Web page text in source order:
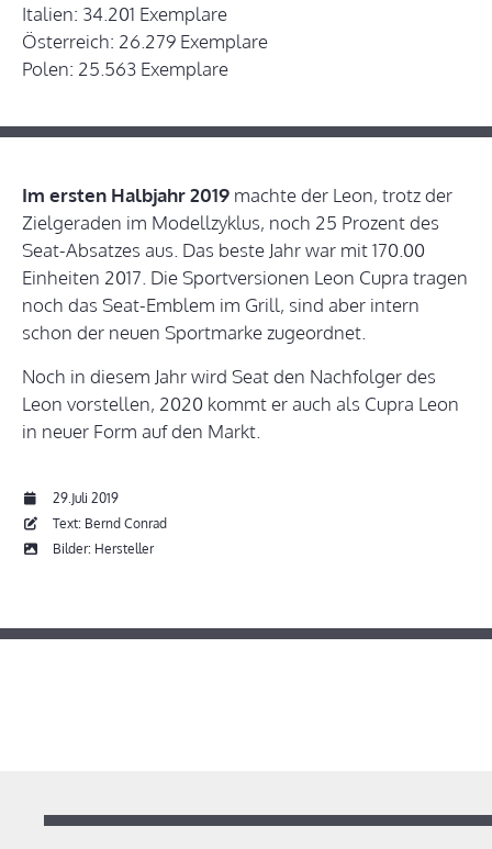
Italien: 34.201 Exemplare
Österreich: 26.279 Exemplare
Polen: 25.563 Exemplare
Im ersten Halbjahr 2019 machte der Leon, trotz der
Zielgeraden im Modellzyklus, noch 25 Prozent des
Seat-Absatzes aus. Das beste Jahr war mit 170.00
Einheiten 2017. Die Sportversionen Leon Cupra tragen
noch das Seat-Emblem im Grill, sind aber intern
schon der neuen Sportmarke zugeordnet.
Noch in diesem Jahr wird Seat den Nachfolger des
Leon vorstellen, 2020 kommt er auch als Cupra Leon
in neuer Form auf den Markt.
29.Juli 2019
Text: Bernd Conrad
Bilder: Hersteller